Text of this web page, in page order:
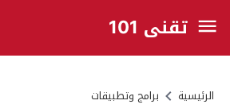
تقني 101
الرئيسية برامج وتطبيقات